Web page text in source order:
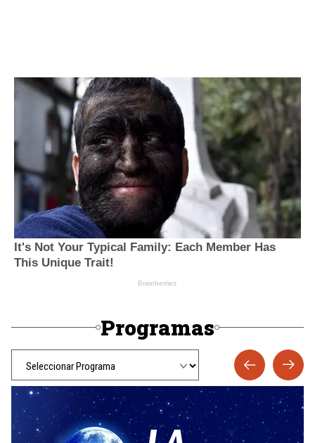
Programas